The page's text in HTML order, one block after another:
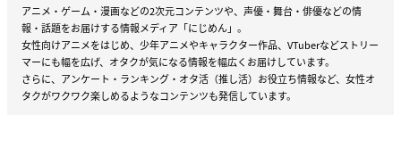
アニメ・ゲーム・漫画などの2次元コンテンツや、声優・舞台・俳優などの情
報・話題をお届けする情報メディア「にじめん」。
女性向けアニメをはじめ、少年アニメやキャラクター作品、VTuberなどストリー
マーにも幅を広げ、オタクが気になる情報を幅広くお届けしています。
さらに、アンケート・ランキング・オタ活（推し活）お役立ち情報など、女性オ
タクがワクワク楽しめるようなコンテンツも発信しています。